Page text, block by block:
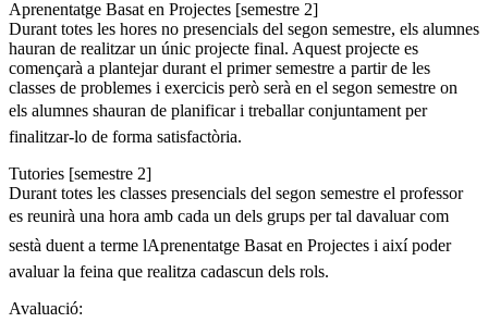
Aprenentatge Basat en Projectes [semestre 2]
Durant totes les hores no presencials del segon semestre, els alumnes
hauran de realitzar un únic projecte final. Aquest projecte es
començarà a plantejar durant el primer semestre a partir de les
classes de problemes i exercicis però serà en el segon semestre on
els alumnes shauran de planificar i treballar conjuntament per
finalitzar-lo de forma satisfactòria.
Tutories [semestre 2]
Durant totes les classes presencials del segon semestre el professor
es reunirà una hora amb cada un dels grups per tal davaluar com
sestà duent a terme lAprenentatge Basat en Projectes i així poder
avaluar la feina que realitza cadascun dels rols.
Avaluació: